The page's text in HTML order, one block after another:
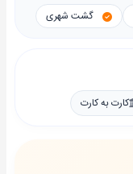
گشت شهری
کارت به کارت